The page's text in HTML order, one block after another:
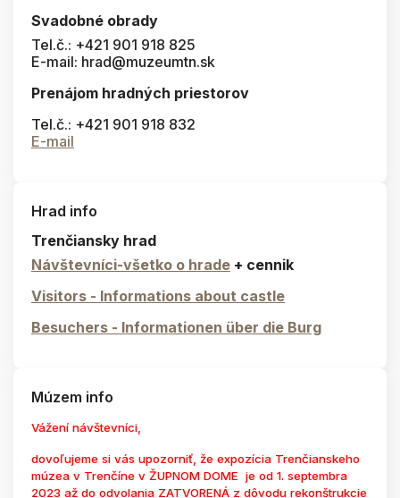
Svadobné obrady
Tel.č.: +421 901 918 825
E-mail: hrad@muzeumtn.sk
Prenájom hradných priestorov
Tel.č.: +421 901 918 832
E-mail
Hrad info
Trenčiansky hrad
Návštevníci-všetko o hrade + cennik
Visitors - Informations about castle
Besuchers - Informationen über die Burg
Múzem info
Vážení návštevníci,
dovoľujeme si vás upozorniť, že expozícia Trenčianskeho
múzea v Trenčíne v ŽUPNOM DOME je od 1. septembra
2023 až do odvolania ZATVORENÁ z dôvodu rekonštrukcie